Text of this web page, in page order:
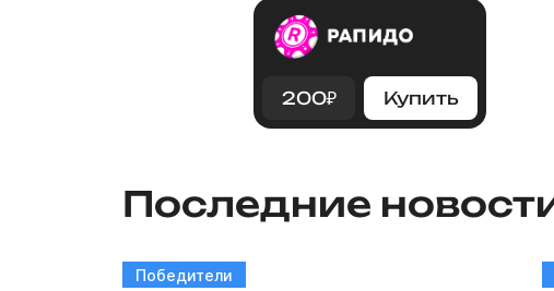
200₽ Купить
Последние
Победители